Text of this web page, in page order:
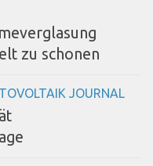
zu schonen
JOURNAL